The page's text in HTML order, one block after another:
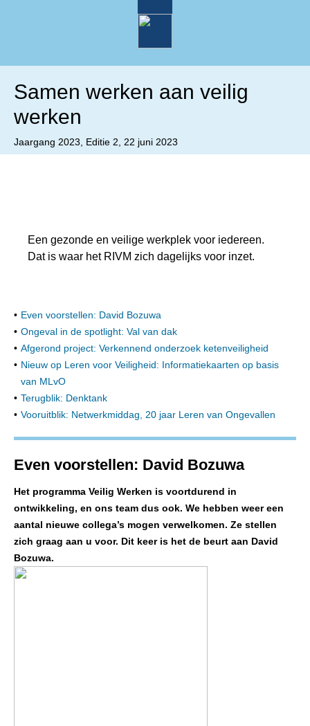
Samen werken aan veilig
werken
Jaargang 2023 , Editie 2 , 22 juni 2023
Een gezonde en veilige werkplek voor iedereen.
Dat is waar het RIVM zich dagelijks voor inzet.
• Even voorstellen: David Bozuwa
• Ongeval in de spotlight: Val van dak
• Afgerond project: Verkennend onderzoek ketenveiligheid
• Nieuw op Leren voor Veiligheid: Informatiekaarten op basis
van MLvO
• Terugblik: Denktank
• Vooruitblik: Netwerkmiddag, 20 jaar Leren van Ongevallen
Even voorstellen: David Bozuwa
Het programma Veilig Werken is voortdurend in
ontwikkeling, en ons team dus ook. We hebben weer een
aantal nieuwe collega’s mogen verwelkomen. Ze stellen
zich graag aan u voor. Dit keer is het de beurt aan David
Bozuwa.